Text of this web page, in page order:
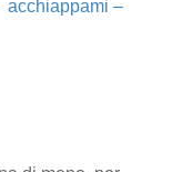
–